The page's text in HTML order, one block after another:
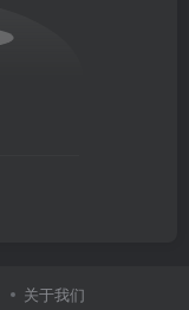
关于我们